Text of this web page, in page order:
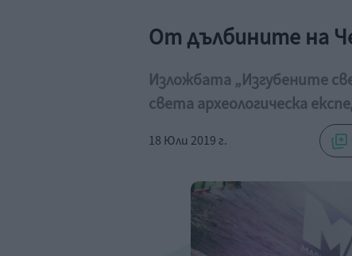
От дълбините на
Изложбата „Изгубените
света археологическа
18 Юли 2019 г.